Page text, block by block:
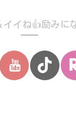
イイね👍励みに